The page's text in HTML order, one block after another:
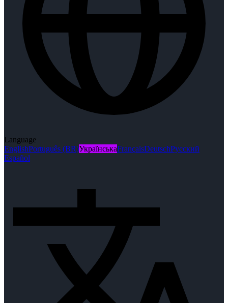
Language
EnglishPortuguês (BR)УкраїнськаFrançaisDeutschРусский
Español